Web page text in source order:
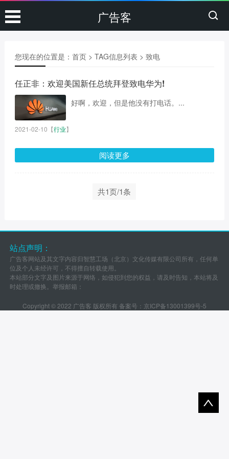
广告客
您现在的位置是： 首页> TAG信息列表 > 致电
任正非：欢迎美国新任总统拜登致电华为!
好啊，欢迎，但是他没有打电话。...
2021-02-10 【行业】
阅读更多
共1页/1条
站点声明：
广告客网站及其文字内容归智慧工场（北京）文化传媒有限公司所有，任何单
位及个人未经许可，不得擅自转载使用。
本站部分文字及图片来源于网络，如侵犯到您的权益，请及时告知，本站将及
时处理或撤换。举报邮箱：
Copyright © 2022 广告客 版权所有 备案号： 京ICP备13001399号-5